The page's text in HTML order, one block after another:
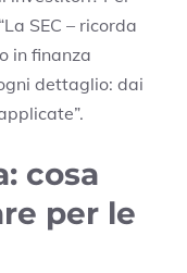
SEC – ricorda
in finanza
dettaglio: dai
cosa
per le